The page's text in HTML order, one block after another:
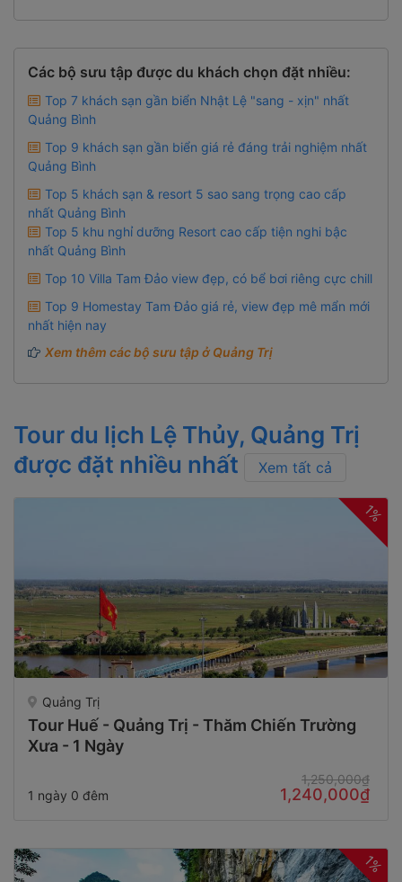
Các bộ sưu tập được du khách chọn đặt nhiều:
Top 7 khách sạn gần biển Nhật Lệ "sang - xịn" nhất
Quảng Bình
Top 9 khách sạn gần biển giá rẻ đáng trải nghiệm nhất
Quảng Bình
Top 5 khách sạn & resort 5 sao sang trọng cao cấp
nhất Quảng Bình
Top 5 khu nghỉ dưỡng Resort cao cấp tiện nghi bậc
nhất Quảng Bình
Top 10 Villa Tam Đảo view đẹp, có bể bơi riêng cực chill
Top 9 Homestay Tam Đảo giá rẻ, view đẹp mê mẩn mới
nhất hiện nay
Xem thêm các bộ sưu tập ở Quảng Trị
Tour du lịch Lệ Thủy, Quảng Trị
được đặt nhiều nhất
Xem tất cả
1%
Quảng Trị
Tour Huế - Quảng Trị - Thăm Chiến Trường
Xưa - 1 Ngày
1 ngày 0 đêm
1,250,000₫
1,240,000₫
1%